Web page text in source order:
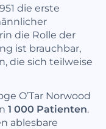
die erste
die Rolle der
ist brauchbar,
die sich teilweise
O’Tar Norwood
1 000 Patienten.
ablesbare